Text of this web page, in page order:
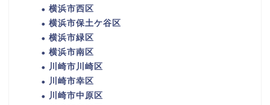
横浜市西区
横浜市保土ケ谷区
横浜市緑区
横浜市南区
川崎市川崎区
川崎市幸区
川崎市中原区